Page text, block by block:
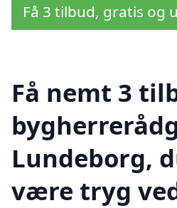
Få 3 tilbud, gratis og
Få nemt 3
Lundeborg,
være tryg